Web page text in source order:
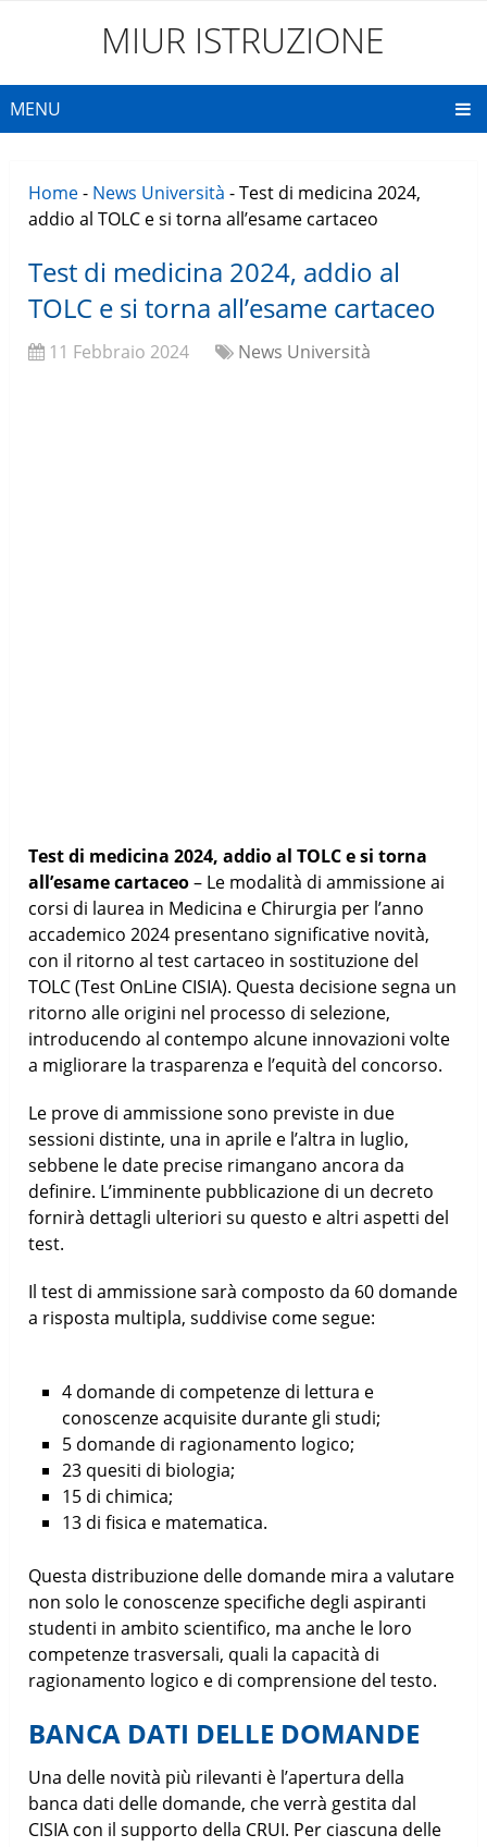
MIUR ISTRUZIONE
MENU
Home- News Università -Test di medicina 2024,
addio al TOLC e si torna all’esame cartaceo
Test di medicina 2024, addio al
TOLC e si torna all’esame cartaceo
11 Febbraio 2024 News Università
Test di medicina 2024, addio al TOLC e si torna
all’esame cartaceo– Le modalità di ammissione ai
corsi di laurea in Medicina e Chirurgia per l’anno
accademico 2024 presentano significative novità,
con il ritorno al test cartaceo in sostituzione del
TOLC (Test OnLine CISIA). Questa decisione segna un
ritorno alle origini nel processo di selezione,
introducendo al contempo alcune innovazioni volte
a migliorare la trasparenza e l’equità del concorso.
Le prove di ammissione sono previste in due
sessioni distinte, una in aprile e l’altra in luglio,
sebbene le date precise rimangano ancora da
definire. L’imminente pubblicazione di un decreto
fornirà dettagli ulteriori su questo e altri aspetti del
test.
Il test di ammissione sarà composto da 60 domande
a risposta multipla, suddivise come segue:
4 domande di competenze di lettura e
conoscenze acquisite durante gli studi;
5 domande di ragionamento logico;
23 quesiti di biologia;
15 di chimica;
13 di fisica e matematica.
Questa distribuzione delle domande mira a valutare
non solo le conoscenze specifiche degli aspiranti
studenti in ambito scientifico, ma anche le loro
competenze trasversali, quali la capacità di
ragionamento logico e di comprensione del testo.
BANCA DATI DELLE DOMANDE
Una delle novità più rilevanti è l’apertura della
banca dati delle domande, che verrà gestita dal
CISIA con il supporto della CRUI. Per ciascuna delle